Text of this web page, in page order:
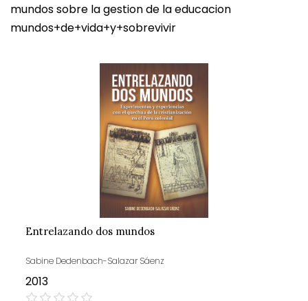
mundos sobre la gestion de la educacion
mundos+de+vida+y+sobrevivir
Entrelazando dos mundos
Sabine Dedenbach-Salazar Sáenz
2013